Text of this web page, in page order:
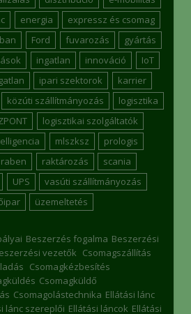
energia
expressz és csomag
Ford fuvarozás
gyártás
ingatlan innováció
IoT
ipari szektorok
karrier
közúti szállítmányozás
logisztika
logisztikai szolgáltatók
mlszksz
prologis
raben raktározás
scania
UPS
vasúti szállítmányozás
üzemeltetés
Beszerzés fogalma Beszerzési
vezetők Csomagszállítás
Csomagkézbesítés
Csomagküldő
Csomagolástechnika Ellátási lánc
lánc szereplői Ellátási láncok Ellátási